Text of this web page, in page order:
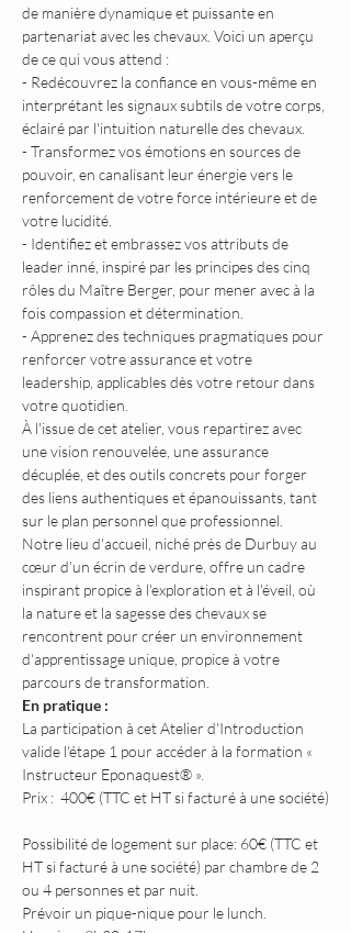
de manière dynamique et puissante en
partenariat avec les chevaux. Voici un aperçu
de ce qui vous attend :
- Redécouvrez la confiance en vous-même en
interprétant les signaux subtils de votre corps,
éclairé par l'intuition naturelle des chevaux.
- Transformez vos émotions en sources de
pouvoir, en canalisant leur énergie vers le
renforcement de votre force intérieure et de
votre lucidité.
- Identifiez et embrassez vos attributs de
leader inné, inspiré par les principes des cinq
rôles du Maître Berger, pour mener avec à la
fois compassion et détermination.
- Apprenez des techniques pragmatiques pour
renforcer votre assurance et votre
leadership, applicables dès votre retour dans
votre quotidien.
À l'issue de cet atelier, vous repartirez avec
une vision renouvelée, une assurance
décuplée, et des outils concrets pour forger
des liens authentiques et épanouissants, tant
sur le plan personnel que professionnel.
Notre lieu d'accueil, niché près de Durbuy au
cœur d’un écrin de verdure, offre un cadre
inspirant propice à l'exploration et à l'éveil, où
la nature et la sagesse des chevaux se
rencontrent pour créer un environnement
d'apprentissage unique, propice à votre
parcours de transformation.
En pratique :
La participation à cet Atelier d'Introduction
valide l'étape 1 pour accéder à la formation «
Instructeur Eponaquest® ».
Prix :  400€ (TTC et HT si facturé à une société)
Possibilité de logement sur place: 60€ (TTC et
HT si facturé à une société) par chambre de 2
ou 4 personnes et par nuit.
Prévoir un pique-nique pour le lunch.